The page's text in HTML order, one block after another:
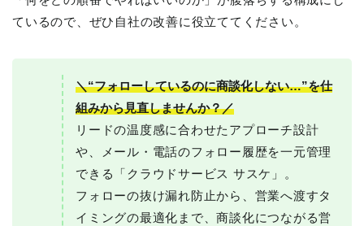
ているので、ぜひ自社の改善に役立ててください。
＼“フォローしているのに商談化しない…”を仕
組みから見直しませんか？／
リードの温度感に合わせたアプローチ設計
や、メール・電話のフォロー履歴を一元管理
できる「クラウドサービス サスケ」。
フォローの抜け漏れ防止から、営業へ渡すタ
イミングの最適化まで、商談化につながる営